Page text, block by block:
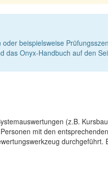
beispielsweise
das Onyx-Handbuch auf den
(z.B.
mit den
durchgeführt.